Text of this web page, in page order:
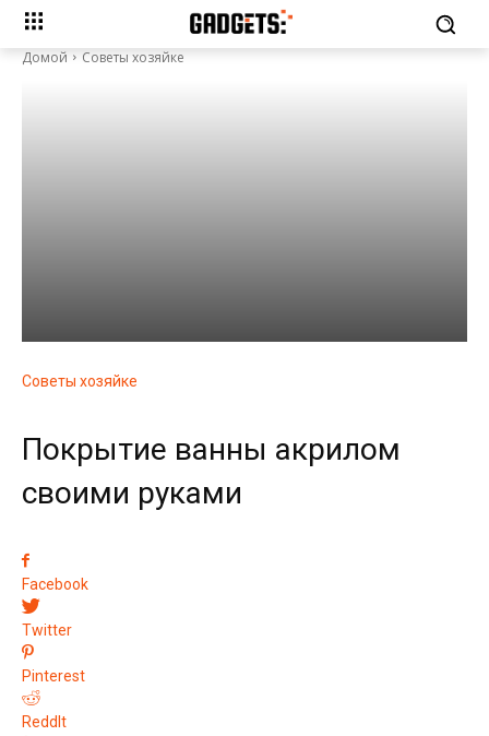
Домой Советы хозяйке
Советы хозяйке
Покрытие ванны акрилом
своими руками
Facebook
Twitter
Pinterest
ReddIt